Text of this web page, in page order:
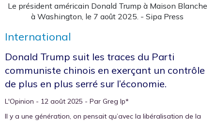
Le président américain Donald Trump à Maison Blanche
à Washington, le 7 août 2025. - Sipa Press
International
Donald Trump suit les traces du Parti
communiste chinois en exerçant un contrôle
de plus en plus serré sur l’économie.
L'Opinion - 12 août 2025 - Par Greg Ip*
Il y a une génération, on pensait qu’avec la libéralisation de la